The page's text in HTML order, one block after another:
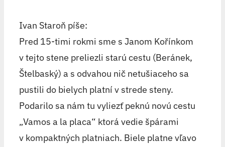
Ivan Staroň píše:
Pred 15-timi rokmi sme s Janom Kořínkom
v tejto stene preliezli starú cestu (Beránek,
Štelbaský) a s odvahou nič netušiaceho sa
pustili do bielych platní v strede steny.
Podarilo sa nám tu vyliezť peknú novú cestu
„Vamos a la placa“ ktorá vedie špárami
v kompaktných platniach. Biele platne vľavo